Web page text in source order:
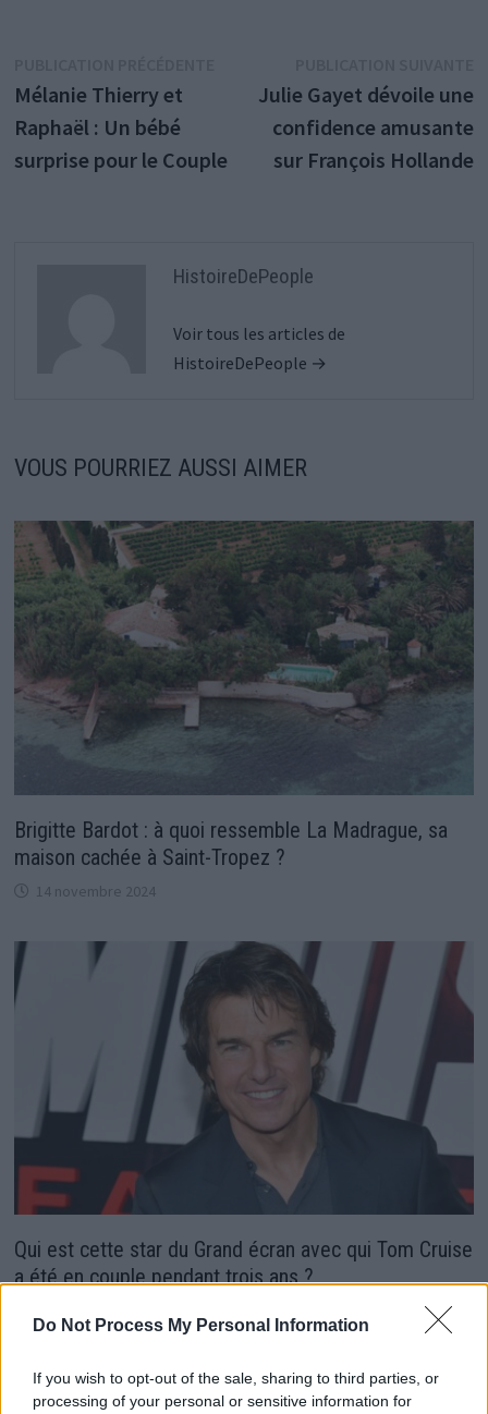
Do Not Process My Personal Information
If you wish to opt-out of the sale, sharing to third parties, or
processing of your personal or sensitive information for
de
l’article
précédente :
Mélanie Thierry et
Raphaël : Un bébé
surprise pour le Couple
Julie Gayet dévoile une
confidence amusante
sur François Hollande
HistoireDePeople
Voir tous les articles de
HistoireDePeople →
VOUS POURRIEZ AUSSI AIMER
Brigitte Bardot : à quoi ressemble La Madrague, sa
maison cachée à Saint-Tropez ?
14 novembre 2024
Qui est cette star du Grand écran avec qui Tom Cruise
a été en couple pendant trois ans ?